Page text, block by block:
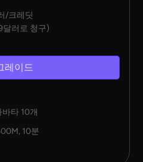
/크레딧
달러로 청구)
레이드
타 10개
10분